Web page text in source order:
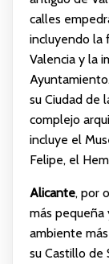
calles
incluyendo la
Valencia y la
su Ciudad de
complejo
incluye el
Felipe, el
Alicante, por
más pequeña
ambiente
su Castillo de